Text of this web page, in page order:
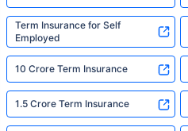
Term Insurance for Self
Employed
10 Crore Term Insurance
1.5 Crore Term Insurance